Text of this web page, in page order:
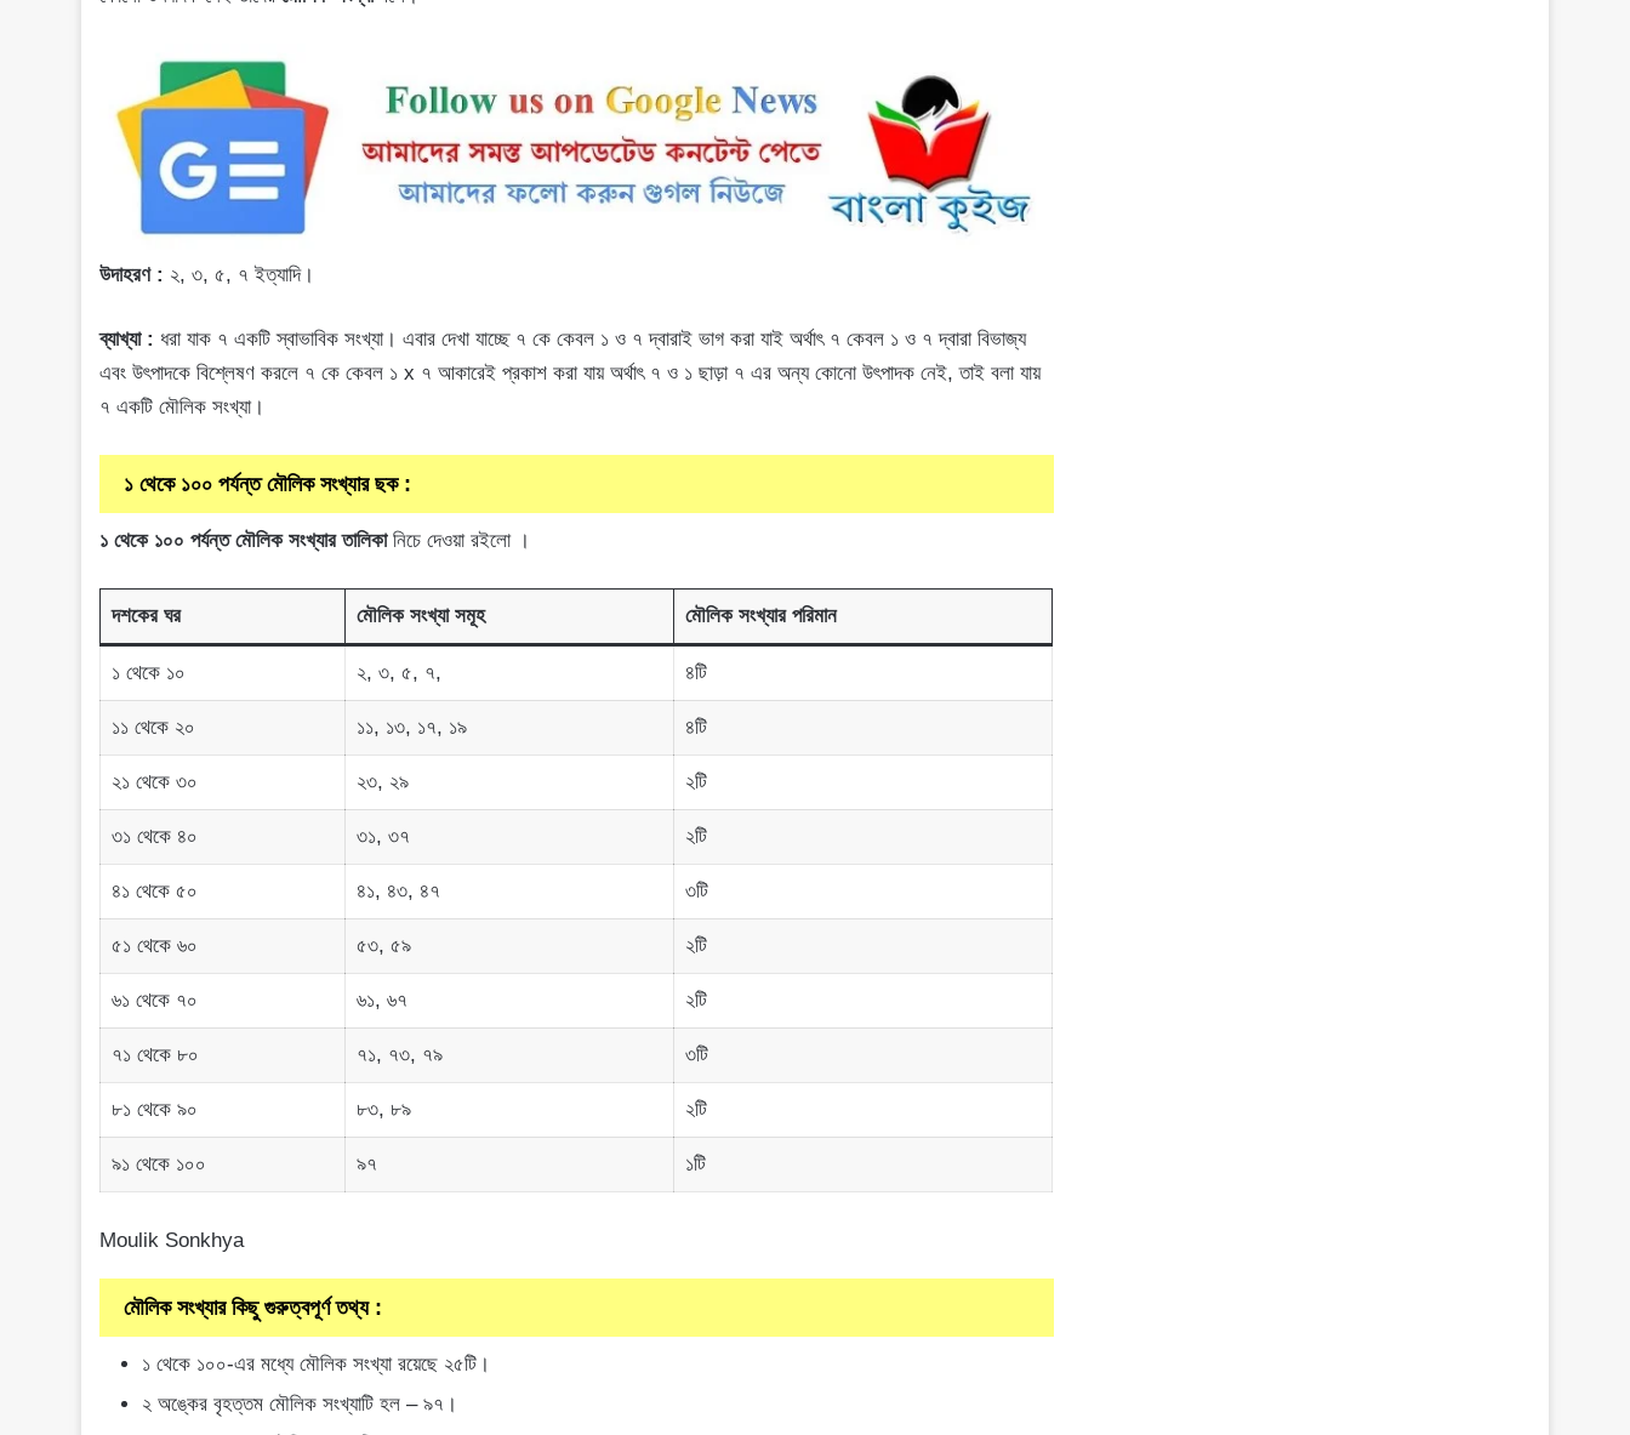
উদাহরণ : ২, ৩, ৫, ৭ ইত্যাদি।
ব্যাখ্যা : ধরা যাক ৭ একটি স্বাভাবিক সংখ্যা। এবার দেখা যাচ্ছে ৭ কে কেবল ১ ও ৭ দ্বারাই ভাগ করা যাই অর্থাৎ ৭ কেবল ১ ও ৭ দ্বারা বিভাজ্য
এবং উৎপাদকে বিশ্লেষণ করলে ৭ কে কেবল ১ x ৭ আকারেই প্রকাশ করা যায় অর্থাৎ ৭ ও ১ ছাড়া ৭ এর অন্য কোনো উৎপাদক নেই, তাই বলা যায়
৭ একটি মৌলিক সংখ্যা।
১ থেকে ১০০ পর্যন্ত মৌলিক সংখ্যার ছক :
১ থেকে ১০০ পর্যন্ত মৌলিক সংখ্যার তালিকানিচে দেওয়া রইলো ।
দশকের ঘর মৌলিক সংখ্যা সমূহ মৌলিক সংখ্যার পরিমান
১ থেকে ১০ ২, ৩, ৫, ৭, ৪টি
১১ থেকে ২০ ১১, ১৩, ১৭, ১৯ ৪টি
২১ থেকে ৩০ ২৩, ২৯ ২টি
৩১ থেকে ৪০ ৩১, ৩৭ ২টি
৪১ থেকে ৫০ ৪১, ৪৩, ৪৭ ৩টি
৫১ থেকে ৬০ ৫৩, ৫৯ ২টি
৬১ থেকে ৭০ ৬১, ৬৭ ২টি
৭১ থেকে ৮০ ৭১, ৭৩, ৭৯ ৩টি
৮১ থেকে ৯০ ৮৩, ৮৯ ২টি
৯১ থেকে ১০০ ৯৭ ১টি
Moulik Sonkhya
মৌলিক সংখ্যার কিছু গুরুত্বপূর্ণ তথ্য :
১ থেকে ১০০-এর মধ্যে মৌলিক সংখ্যা রয়েছে ২৫টি।
২ অঙ্কের বৃহত্তম মৌলিক সংখ্যাটি হল – ৯৭।